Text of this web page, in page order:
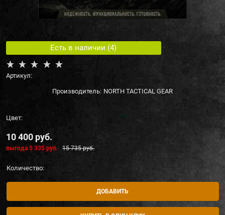
Есть в наличии (4)
Артикул:
Производитель: NORTH TACTICAL GEAR
Цвет:
15 735 руб.
10 400 руб.
выгода 5 335 руб.
Количество:
ДОБАВИТЬ